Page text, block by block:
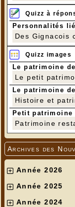
Quizz à
Personnalités
Des Gignacois
Quizz images
Le patrimoine
Le petit
Le patrimoine
Histoire et
Petit
Patrimoine
Archives des
Année 2026
Année 2025
Année 2024